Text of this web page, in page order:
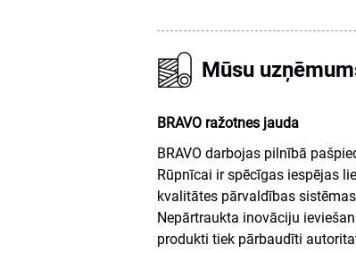
Mūsu
BRAVO ražotnes jauda
BRAVO darbojas pilnībā
Rūpnīcai ir spēcīgas iespējas
kvalitātes pārvaldības
Nepārtraukta inovāciju
produkti tiek pārbaudīti